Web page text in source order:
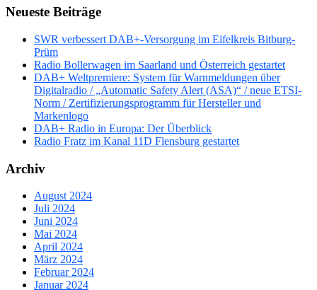
Neueste Beiträge
SWR verbessert DAB+-Versorgung im Eifelkreis Bitburg-
Prüm
Radio Bollerwagen im Saarland und Österreich gestartet
DAB+ Weltpremiere: System für Warnmeldungen über
Digitalradio / „Automatic Safety Alert (ASA)“ / neue ETSI-
Norm / Zertifizierungsprogramm für Hersteller und
Markenlogo
DAB+ Radio in Europa: Der Überblick
Radio Fratz im Kanal 11D Flensburg gestartet
Archiv
August 2024
Juli 2024
Juni 2024
Mai 2024
April 2024
März 2024
Februar 2024
Januar 2024